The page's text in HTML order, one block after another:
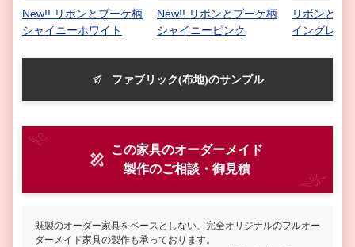
New!! リボンとブーケ柄
シャイニーホワイト
New!! リボンとブーケ柄
シャイニーピンク
リボンとブ
イングレー
ファブリック(布地)のサンプル
この家具のオーダーメイド
製作のご相談・御見積
既製のオーダー家具をベースとしない、完全オリジナルのフルオー
ダーメイド家具の製作も承っております。